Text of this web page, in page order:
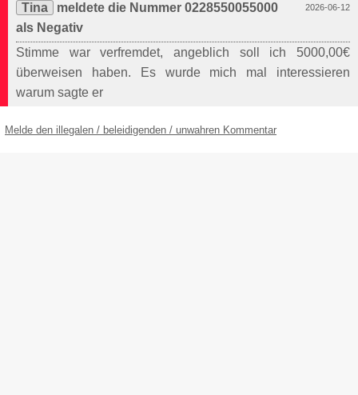
2026-06-12
Tina
meldete die Nummer 0228550055000
als Negativ
Stimme war verfremdet, angeblich soll ich 5000,00€
überweisen haben. Es wurde mich mal interessieren
warum sagte er
Melde den illegalen / beleidigenden / unwahren Kommentar